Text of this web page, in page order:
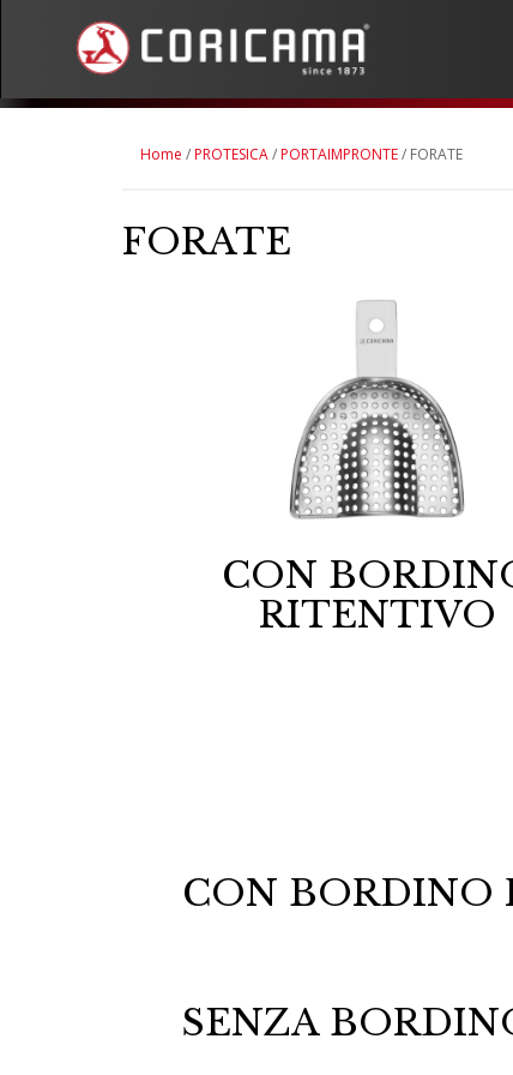
Home /PROTESICA/PORTAIMPRONTE/ FORATE
FORATE
CON
RITENTIVO
CON BORDINO
SENZA